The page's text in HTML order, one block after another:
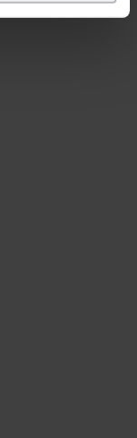
permitir en tu
utilizaremos